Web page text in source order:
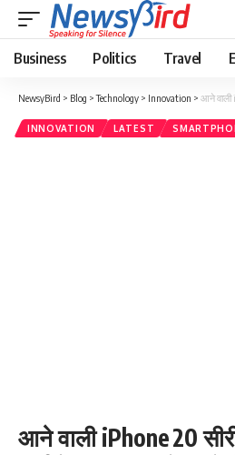
Business Politics Travel
NewsyBird > Blog >Technology > Innovation > आने वाली iPhone
INNOVATION LATEST
आने वाली iPhone 20